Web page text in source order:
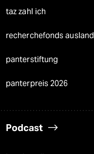
taz zahl ich
recherchefonds ausland
panterstiftung
panterpreis 2026
Podcast